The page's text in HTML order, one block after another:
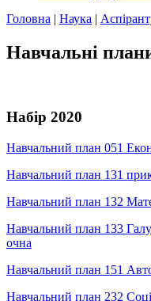
Головна | Наука |
Навчальні
Набір 2020
Навчальний план 051
Навчальний план 131
Навчальний план 132
Навчальний план 133
очна
Навчальний план 151
Навчальний план 232